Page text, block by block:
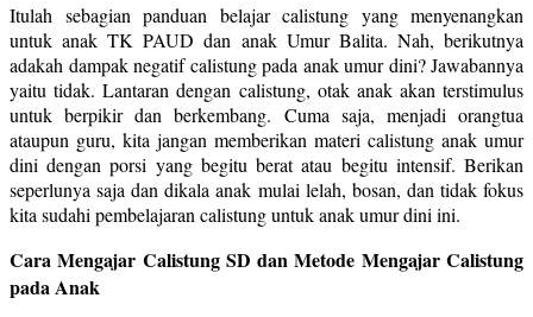
Itulah sebagian panduan belajar calistung yang menyenangkan
untuk anak TK PAUD dan anak Umur Balita. Nah, berikutnya
adakah dampak negatif calistung pada anak umur dini? Jawabannya
yaitu tidak. Lantaran dengan calistung, otak anak akan terstimulus
untuk berpikir dan berkembang. Cuma saja, menjadi orangtua
ataupun guru, kita jangan memberikan materi calistung anak umur
dini dengan porsi yang begitu berat atau begitu intensif. Berikan
seperlunya saja dan dikala anak mulai lelah, bosan, dan tidak fokus
kita sudahi pembelajaran calistung untuk anak umur dini ini.
Cara Mengajar Calistung SD dan Metode Mengajar Calistung
pada Anak